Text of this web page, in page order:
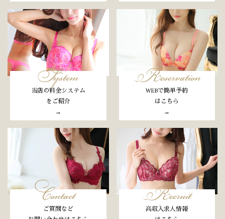
System
当店の料金システム
をご紹介
→
Reservation
WEBで簡単予約
はこちら
→
Contact
ご質問など
Recruit
高収入求人情報